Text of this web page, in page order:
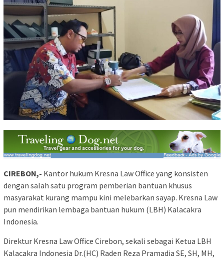
CIREBON,- Kantor hukum Kresna Law Office yang konsisten
dengan salah satu program pemberian bantuan khusus
masyarakat kurang mampu kini melebarkan sayap. Kresna Law
pun mendirikan lembaga bantuan hukum (LBH) Kalacakra
Indonesia.
Direktur Kresna Law Office Cirebon, sekali sebagai Ketua LBH
Kalacakra Indonesia Dr.(HC) Raden Reza Pramadia SE, SH, MH,